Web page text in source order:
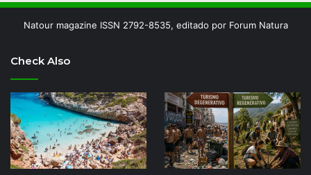
Natour magazine ISSN 2792-8535, editado por Forum Natura
Check Also